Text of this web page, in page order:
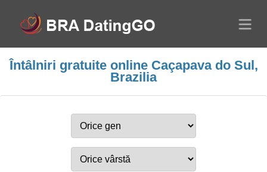
Întâlniri gratuite online Caçapava do Sul,
Brazilia